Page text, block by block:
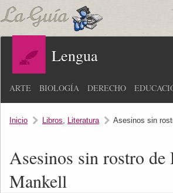
Lengua
ARTE BIOLOGÍA DERECHO
Inicio Libros, Literatura Asesinos sin
Asesinos sin rostro de
Mankell